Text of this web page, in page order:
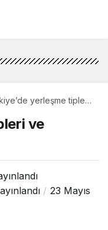
yerleşme tipleri
ve
23 Mayıs